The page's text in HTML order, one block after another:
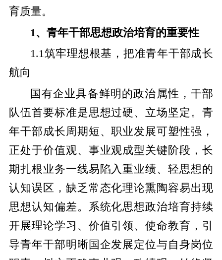
育质量。
1、 青年干部思想政治培育的重要性
1.1筑牢理想根基，把准青年干部成长
航向
国有企业具备鲜明的政治属性，干部
队伍首要标准是思想过硬、立场坚定。青
年干部成长周期短、职业发展可塑性强，
正处于价值观、事业观成型关键阶段，长
期扎根业务一线易陷入重业绩、轻思想的
认知误区，缺乏常态化理论熏陶容易出现
思想认知偏差。系统化思想政治培育持续
开展理论学习、价值引领、使命教育，引
导青年干部明晰国企发展定位与自身岗位